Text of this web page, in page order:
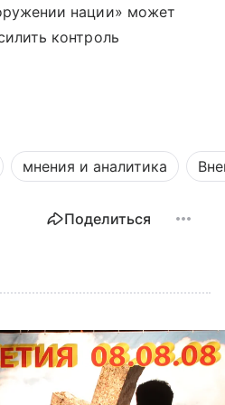
нации» может
контроль
мнения и аналитика
Поделиться